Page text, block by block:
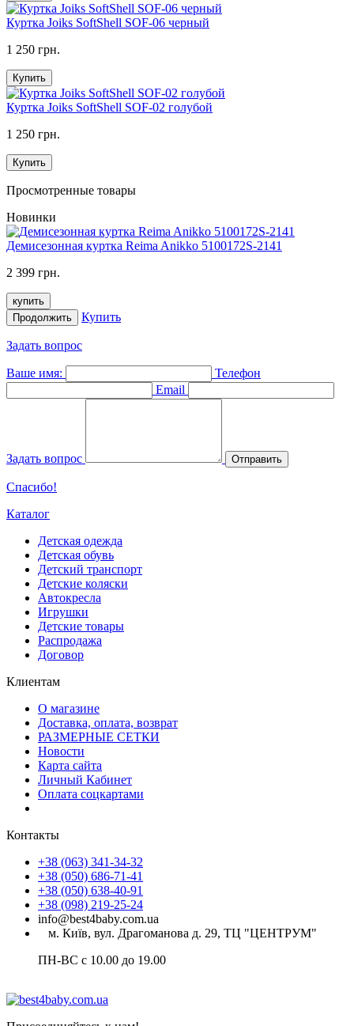
Куртка Joiks SoftShell SOF-06 черный
1 250 грн.
Купить
Куртка Joiks SoftShell SOF-02 голубой
1 250 грн.
Купить
Просмотренные товары
Новинки
Демисезонная куртка Reima Anikko 5100172S-2141
2 399 грн.
купить
Продолжить
Купить
Задать вопрос
Ваше имя:
Телефон
Email
Задать вопрос Отправить
Спасибо!
Каталог
Детская одежда
Детская обувь
Детский транспорт
Детские коляски
Автокресла
Игрушки
Детские товары
Распродажа
Договор
Клиентам
О магазине
Доставка, оплата, возврат
РАЗМЕРНЫЕ СЕТКИ
Новости
Карта сайта
Личный Кабинет
Оплата соцкартами
Контакты
+38 (063) 341-34-32
+38 (050) 686-71-41
+38 (050) 638-40-91
+38 (098) 219-25-24
info@best4baby.com.ua
м. Київ, вул. Драгоманова д. 29, ТЦ "ЦЕНТРУМ"
ПН-ВС с 10.00 до 19.00